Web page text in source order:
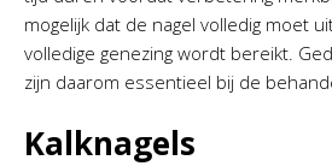
mogelijk dat de nagel volledig moet
volledige genezing wordt bereikt.
zijn daarom essentieel bij de
Kalknagels